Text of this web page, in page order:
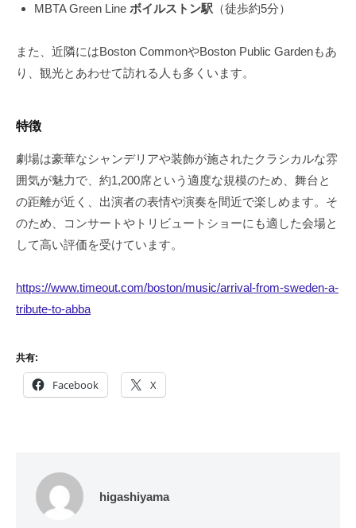
MBTA Green Line ボイルストン駅 （徒歩約5分）
また、近隣にはBoston CommonやBoston Public Gardenもあ
り、観光とあわせて訪れる人も多くいます。
特徴
劇場は豪華なシャンデリアや装飾が施されたクラシカルな雰
囲気が魅力で、約1,200席という適度な規模のため、舞台と
の距離が近く、出演者の表情や演奏を間近で楽しめます。そ
のため、コンサートやトリビュートショーにも適した会場と
して高い評価を受けています。
https://www.timeout.com/boston/music/arrival-from-sweden-a-
tribute-to-abba
共有:
Facebook X
higashiyama